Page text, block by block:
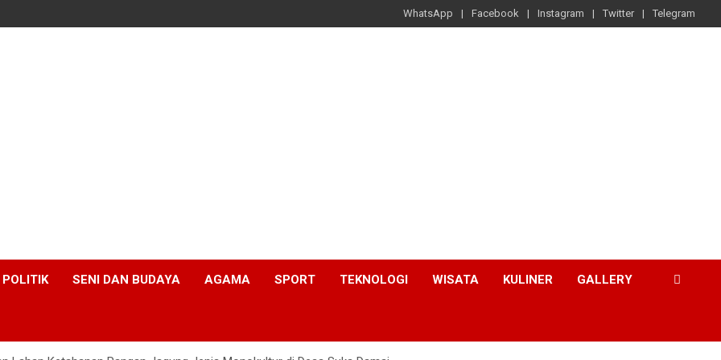
WhatsApp Facebook Instagram Twitter Telegram
POLITIK SENI DAN BUDAYA AGAMA SPORT TEKNOLOGI WISATA KULINER GALLERY